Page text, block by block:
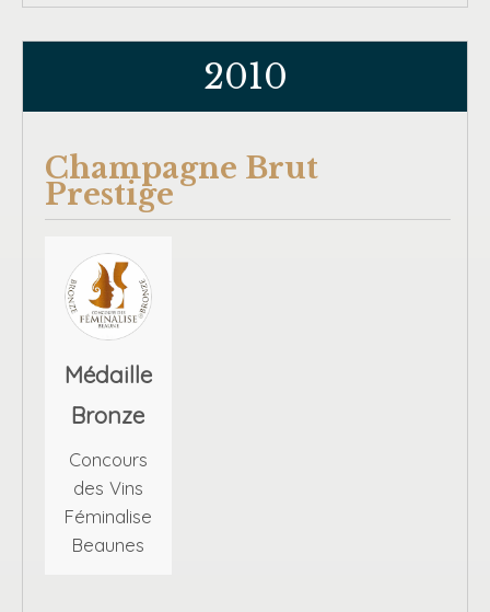
2010
Champagne Brut
Prestige
Médaille
Bronze
Concours
des Vins
Féminalise
Beaunes